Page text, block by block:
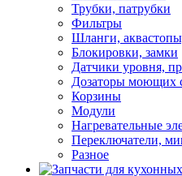
Трубки, патрубки
Фильтры
Шланги,
Блокировки, замки
Датчики уровня,
Дозаторы моющих
Корзины
Модули
Нагревательные
Переключатели,
Разное